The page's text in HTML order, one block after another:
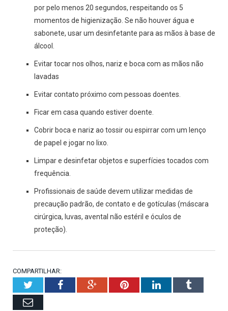
por pelo menos 20 segundos, respeitando os 5
momentos de higienização. Se não houver água e
sabonete, usar um desinfetante para as mãos à base de
álcool.
Evitar tocar nos olhos, nariz e boca com as mãos não
lavadas
Evitar contato próximo com pessoas doentes.
Ficar em casa quando estiver doente.
Cobrir boca e nariz ao tossir ou espirrar com um lenço
de papel e jogar no lixo.
Limpar e desinfetar objetos e superfícies tocados com
frequência.
Profissionais de saúde devem utilizar medidas de
precaução padrão, de contato e de gotículas (máscara
cirúrgica, luvas, avental não estéril e óculos de
proteção).
COMPARTILHAR:
TwitterFacebookGoogle+PinterestLinkedInTumblr
Email